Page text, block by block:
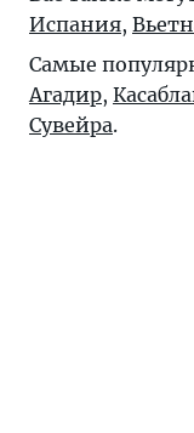
Испания,
Самые
Агадир,
Сувейра.